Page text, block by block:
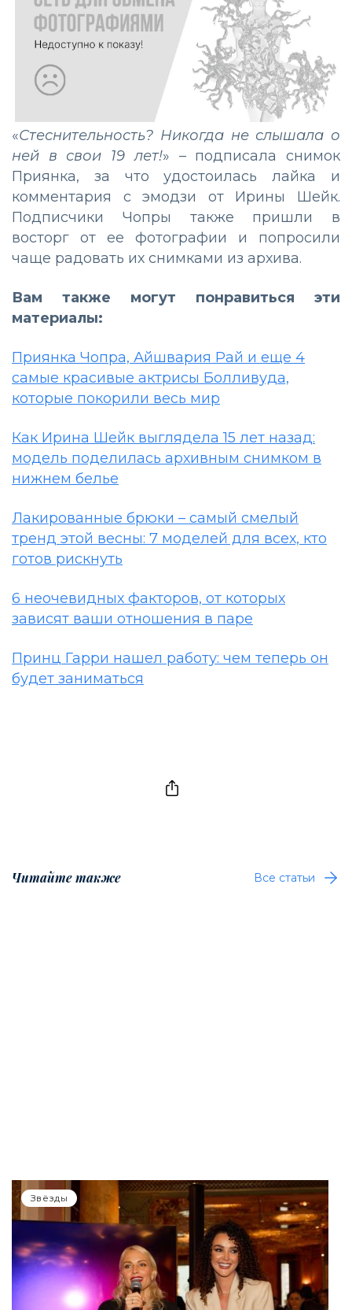
«Стеснительность? Никогда не слышала о
ней в свои 19 лет!» – подписала снимок
Приянка, за что удостоилась лайка и
комментария с эмодзи от Ирины Шейк.
Подписчики Чопры также пришли в
восторг от ее фотографии и попросили
чаще радовать их снимками из архива.
Вам также могут понравиться эти
материалы:
Приянка Чопра, Айшвария Рай и еще 4
самые красивые актрисы Болливуда,
которые покорили весь мир
Как Ирина Шейк выглядела 15 лет назад:
модель поделилась архивным снимком в
нижнем белье
Лакированные брюки – самый смелый
тренд этой весны: 7 моделей для всех, кто
готов рискнуть
6 неочевидных факторов, от которых
зависят ваши отношения в паре
Принц Гарри нашел работу: чем теперь он
будет заниматься
Читайте также Все статьи
Звёзды